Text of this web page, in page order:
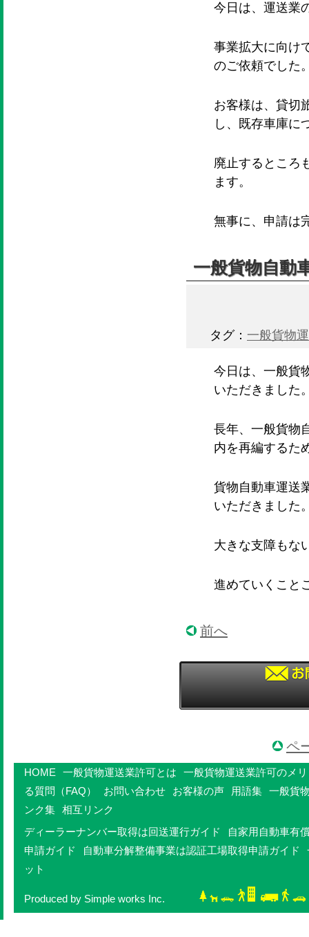
今日は、運送業
事業拡大に向け
のご依頼でした
お客様は、貸切
し、既存車庫に
廃止するところ
ます。
無事に、申請は
一般貨物自動
タグ： 一般貨物
今日は、一般貨
いただきました
長年、一般貨物
内を再編するた
貨物自動車運送
いただきました
大きな支障もな
進めていくこと
前へ
ペ
HOME 一般貨物運送業許可とは
一般貨物運送業許可のメ
る質問（FAQ）
お問い合わせ お客様の声 用語集 一般貨
ンク集 相互リンク
ディーラーナンバー取得は回送運行ガイド
自家用自動車有
申請ガイド
自動車分解整備事業は認証工場取得申請ガイド
ット
Produced by Simple works Inc.